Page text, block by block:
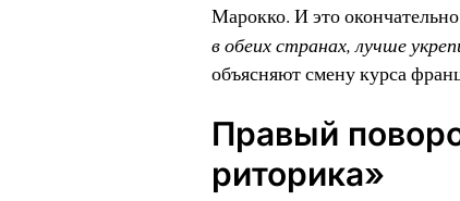
Марокко. И это
в обеих странах, лучше
объясняют смену курса
Правый
риторика»